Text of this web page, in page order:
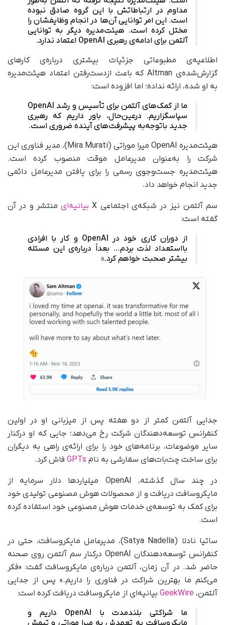
مداوم در ارتباطاتش با این گروه صادق نبوده
است. این امر توانایی آن‌ها در انجام وظایفشان را
مختل کرده است. هیئت‌مدیره دیگر به توانایی
آلتمن برای ادامه‌ی رهبری OpenAI اعتماد ندارد.
اطلاعیه‌ی مطبوعاتی جزئیات بیشتری درباره‌ی کارهای
گزارش‌شده‌ی Altman که باعث از‌دست‌رفتن اعتماد هیئت‌مدیره
به او شده، ارائه نداده؛ اما افزوده است:
ما از کمک‌های آلتمن برای تأسیس و رشد OpenAI
سپاسگزاریم. در‌عین‌حال، باور داریم که رهبری
جدید با‌توجه‌به پیشرفت‌های آینده ضروری است.
هیئت‌مدیره OpenAI میرا موراتی (Mira Murati)، مدیر فناوری این
شرکت را به‌عنوان مدیرعامل موقت منصوب کرده است.
هیئت‌مدیره جست‌وجوی رسمی را برای یافتن مدیرعامل دائمی
جدید انجام خواهد داد.
سم آلتمن نیز در شبکه‌ی اجتماعی X بیانیه‌ایمنتشر و در آن
گفته است:
از دوران کاری خود در OpenAI و کار با افرادی
با‌استعداد لذت بردم… بعداً درباره‌ی این مسئله
بیشتر صحبت خواهم کرد.»
جدایی آلتمن کمتر از دو هفته پس از میزبانی او در اولین
کنفرانس توسعه‌دهندگان شرکت رخ می‌دهد؛ جایی که او درکنار
سایر موضوعات، برنامه‌های خود را برای ارائه‌ی راهی به دیگران
برای ساخت چت‌بات‌های سفارشی به نام GPTs فاش کرد.
در چند سال گذشته، OpenAI میلیاردها دلار سرمایه‌ از
مایکروسافت دریافت و از محصولات هوش مصنوعی تولیدی خود
برای کمک به توسعه‌ی خدمات هوش‌ مصنوعی خود استفاده کرده
است.
ساتیا نادلا (Satya Nadella)، مدیرعامل مایکروسافت، حتی در
کنفرانس توسعه‌دهندگان OpenAI درکنار سم آلتمن روی صحنه
حاضر شد. در آن زمان، آلتمن درباره‌ی مایکروسافت گفت: «فکر
می‌کنم ما بهترین شراکت در فناوری را داریم.» پس از جدایی
آلتمن، GeekWire بیانیه‌ای از مایکروسافت دریافت کرده است:
ما شراکتی بلندمدت با OpenAI داریم و